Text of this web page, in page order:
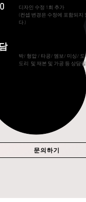
디자인 수정 1회 추가
(컨셉 변경은 수정에 포함되지
다.)
박/ 형압 / 타공/ 엠보/ 미싱/ 도
도리 및 재본 및 가공 등 상담
문의하기